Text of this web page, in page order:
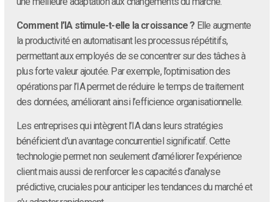
Comment l’IA stimule-t-elle la croissance ? Elle augmente
la productivité en automatisant les processus répétitifs,
permettant aux employés de se concentrer sur des tâches à
plus forte valeur ajoutée. Par exemple, l’optimisation des
opérations par l’IA permet de réduire le temps de traitement
des données, améliorant ainsi l’efficience organisationnelle.
Les entreprises qui intègrent l’IA dans leurs stratégies
bénéficient d’un avantage concurrentiel significatif. Cette
technologie permet non seulement d’améliorer l’expérience
client mais aussi de renforcer les capacités d’analyse
prédictive, cruciales pour anticiper les tendances du marché et